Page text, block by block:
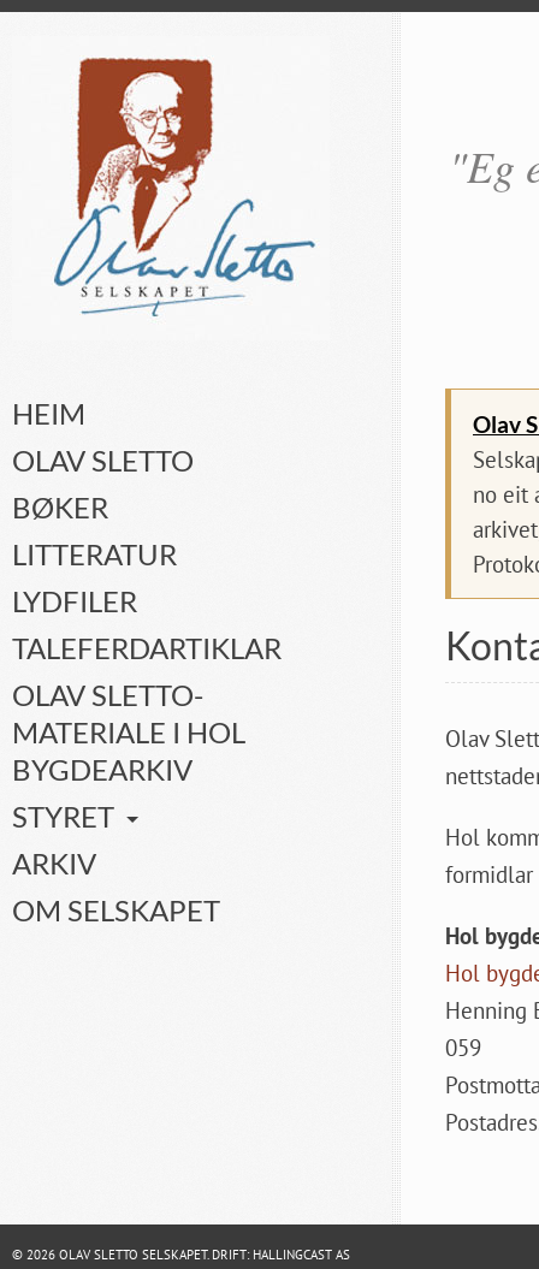
"Eg
Olav
no eit
Olav
Hol
formidlar
Hol
Hol
Henning
059
HEIM
OLAV SLETTO
BØKER
LITTERATUR
LYDFILER
TALEFERDARTIKLAR
OLAV SLETTO-
MATERIALE I HOL
BYGDEARKIV
STYRET
ARKIV
OM SELSKAPET
© 2026 OLAV SLETTO SELSKAPET. DRIFT: HALLINGCAST AS